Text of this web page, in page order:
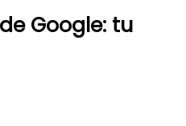
Google: tu